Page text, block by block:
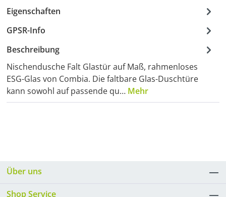
Eigenschaften
GPSR-Info
Beschreibung
Nischendusche Falt Glastür auf Maß, rahmenloses
ESG-Glas von Combia. Die faltbare Glas-Duschtüre
kann sowohl auf passende qu… Mehr
Über uns
Shop Service